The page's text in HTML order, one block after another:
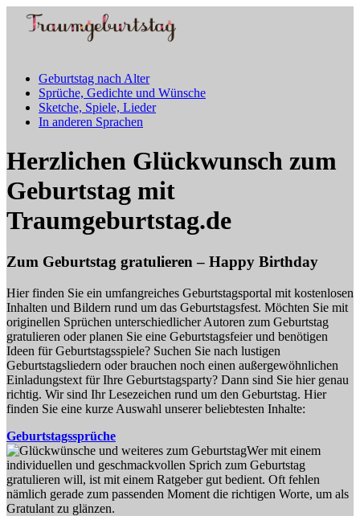
Geburtstag nach Alter
Sprüche, Gedichte und Wünsche
Sketche, Spiele, Lieder
In anderen Sprachen
Herzlichen Glückwunsch zum
Geburtstag mit
Traumgeburtstag.de
Zum Geburtstag gratulieren – Happy Birthday
Hier finden Sie ein umfangreiches Geburtstagsportal mit kostenlosen
Inhalten und Bildern rund um das Geburtstagsfest. Möchten Sie mit
originellen Sprüchen unterschiedlicher Autoren zum Geburtstag
gratulieren oder planen Sie eine Geburtstagsfeier und benötigen
Ideen für Geburtstagsspiele? Suchen Sie nach lustigen
Geburtstagsliedern oder brauchen noch einen außergewöhnlichen
Einladungstext für Ihre Geburtstagsparty? Dann sind Sie hier genau
richtig. Wir sind Ihr Lesezeichen rund um den Geburtstag. Hier
finden Sie eine kurze Auswahl unserer beliebtesten Inhalte:
Geburtstagssprüche
Wer mit einem
individuellen und geschmackvollen Sprich zum Geburtstag
gratulieren will, ist mit einem Ratgeber gut bedient. Oft fehlen
nämlich gerade zum passenden Moment die richtigen Worte, um als
Gratulant zu glänzen.